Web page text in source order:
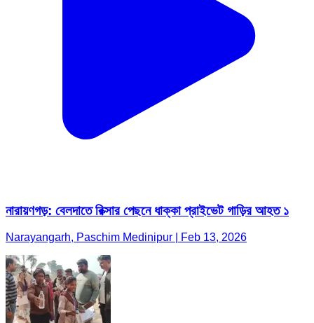
নারায়ণগড়: বেলদাতে রিক্সার পেছনে ধাক্কা প্রাইভেট গাড়ির আহত ১
Narayangarh, Paschim Medinipur | Feb 13, 2026